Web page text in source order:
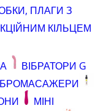
ПЛАГИ З
КІЛЬЦЕМ
ВІБРАТОРИ G
МІНІ